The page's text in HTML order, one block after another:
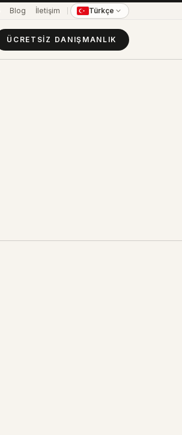
Blog İletişim Türkçe
ÜCRETSIZ DANIŞMANLIK